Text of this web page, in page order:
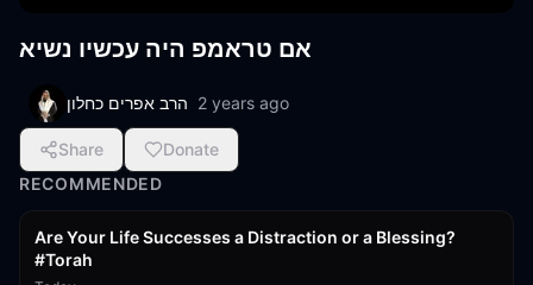
אם טראמפ היה עכשיו נשיא
הרב אפרים כחלון 2 years ago
Share
Donate
RECOMMENDED
Are Your Life Successes a Distraction or a Blessing?
#Torah